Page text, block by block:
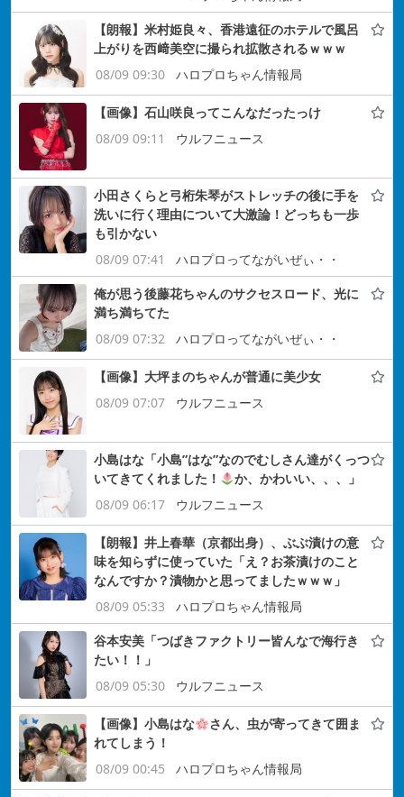
【朗報】米村姫良々、香港遠征のホテルで風呂
上がりを西﨑美空に撮られ拡散されるｗｗｗ
08/09 09:30
ハロプロちゃん情報局
【画像】石山咲良ってこんなだったっけ
08/09 09:11
ウルフニュース
小田さくらと弓桁朱琴がストレッチの後に手を
洗いに行く理由について大激論！どっちも一歩
も引かない
08/09 07:41
ハロプロってながいぜぃ・・
俺が思う後藤花ちゃんのサクセスロード、光に
満ち満ちてた
08/09 07:32
ハロプロってながいぜぃ・・
【画像】大坪まのちゃんが普通に美少女
08/09 07:07
ウルフニュース
小島はな「小島”はな”なのでむしさん達がくっつ
いてきてくれました！
か、かわいい、、、」
08/09 06:17
ウルフニュース
【朗報】井上春華（京都出身）、ぶぶ漬けの意
味を知らずに使っていた「え？お茶漬けのこと
なんですか？漬物かと思ってましたｗｗｗ」
08/09 05:33
ハロプロちゃん情報局
谷本安美「つばきファクトリー皆んなで海行き
たい！！」
08/09 05:30
ウルフニュース
【画像】小島はな
さん、虫が寄ってきて囲ま
れてしまう！
08/09 00:45
ハロプロちゃん情報局